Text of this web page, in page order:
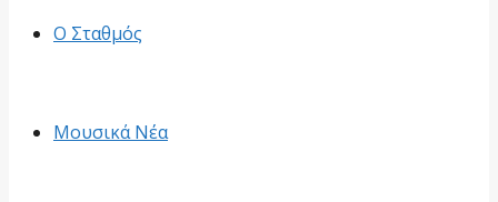
Ο Σταθμός
Μουσικά Νέα